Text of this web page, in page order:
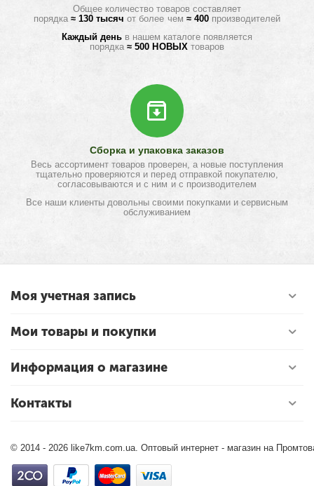
Общее количество товаров составляет
порядка≈ 130 тысяч от более чем ≈ 400 производителей
Каждый деньв нашем каталоге появляется
порядка≈ 500 НОВЫХ товаров
Сборка и упаковка заказов
Весь ассортимент товаров проверен, а новые поступления
тщательно проверяются и перед отправкой покупателю,
согласовываются и с ним и с производителем
Все наши клиенты довольны своими покупками и сервисным
обслуживанием
Моя учетная запись
Мои товары и покупки
Информация о магазине
Контакты
© 2014 - 2026 like7km.com.ua. Оптовый интернет - магазин на